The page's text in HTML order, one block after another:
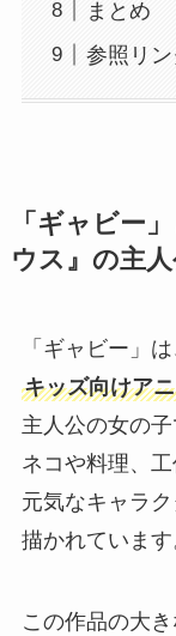
まとめ
参照リン
「ギャビー
ウス』の主
「ギャビー」は
キッズ向けア
主人公の女の子
ネコや料理、
元気なキャラ
描かれています
この作品の大き